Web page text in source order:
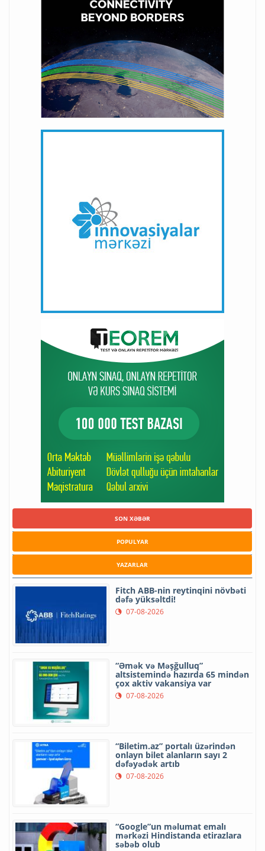
SON XƏBƏR
POPULYAR
YAZARLAR
Fitch ABB-nin reytinqini növbəti
dəfə yüksəltdi!
07-08-2026
“Əmək və Məşğulluq”
altsistemində hazırda 65 mindən
çox aktiv vakansiya var
07-08-2026
“Biletim.az” portalı üzərindən
onlayn bilet alanların sayı 2
dəfəyədək artıb
07-08-2026
“Google”un məlumat emalı
mərkəzi Hindistanda etirazlara
səbəb olub